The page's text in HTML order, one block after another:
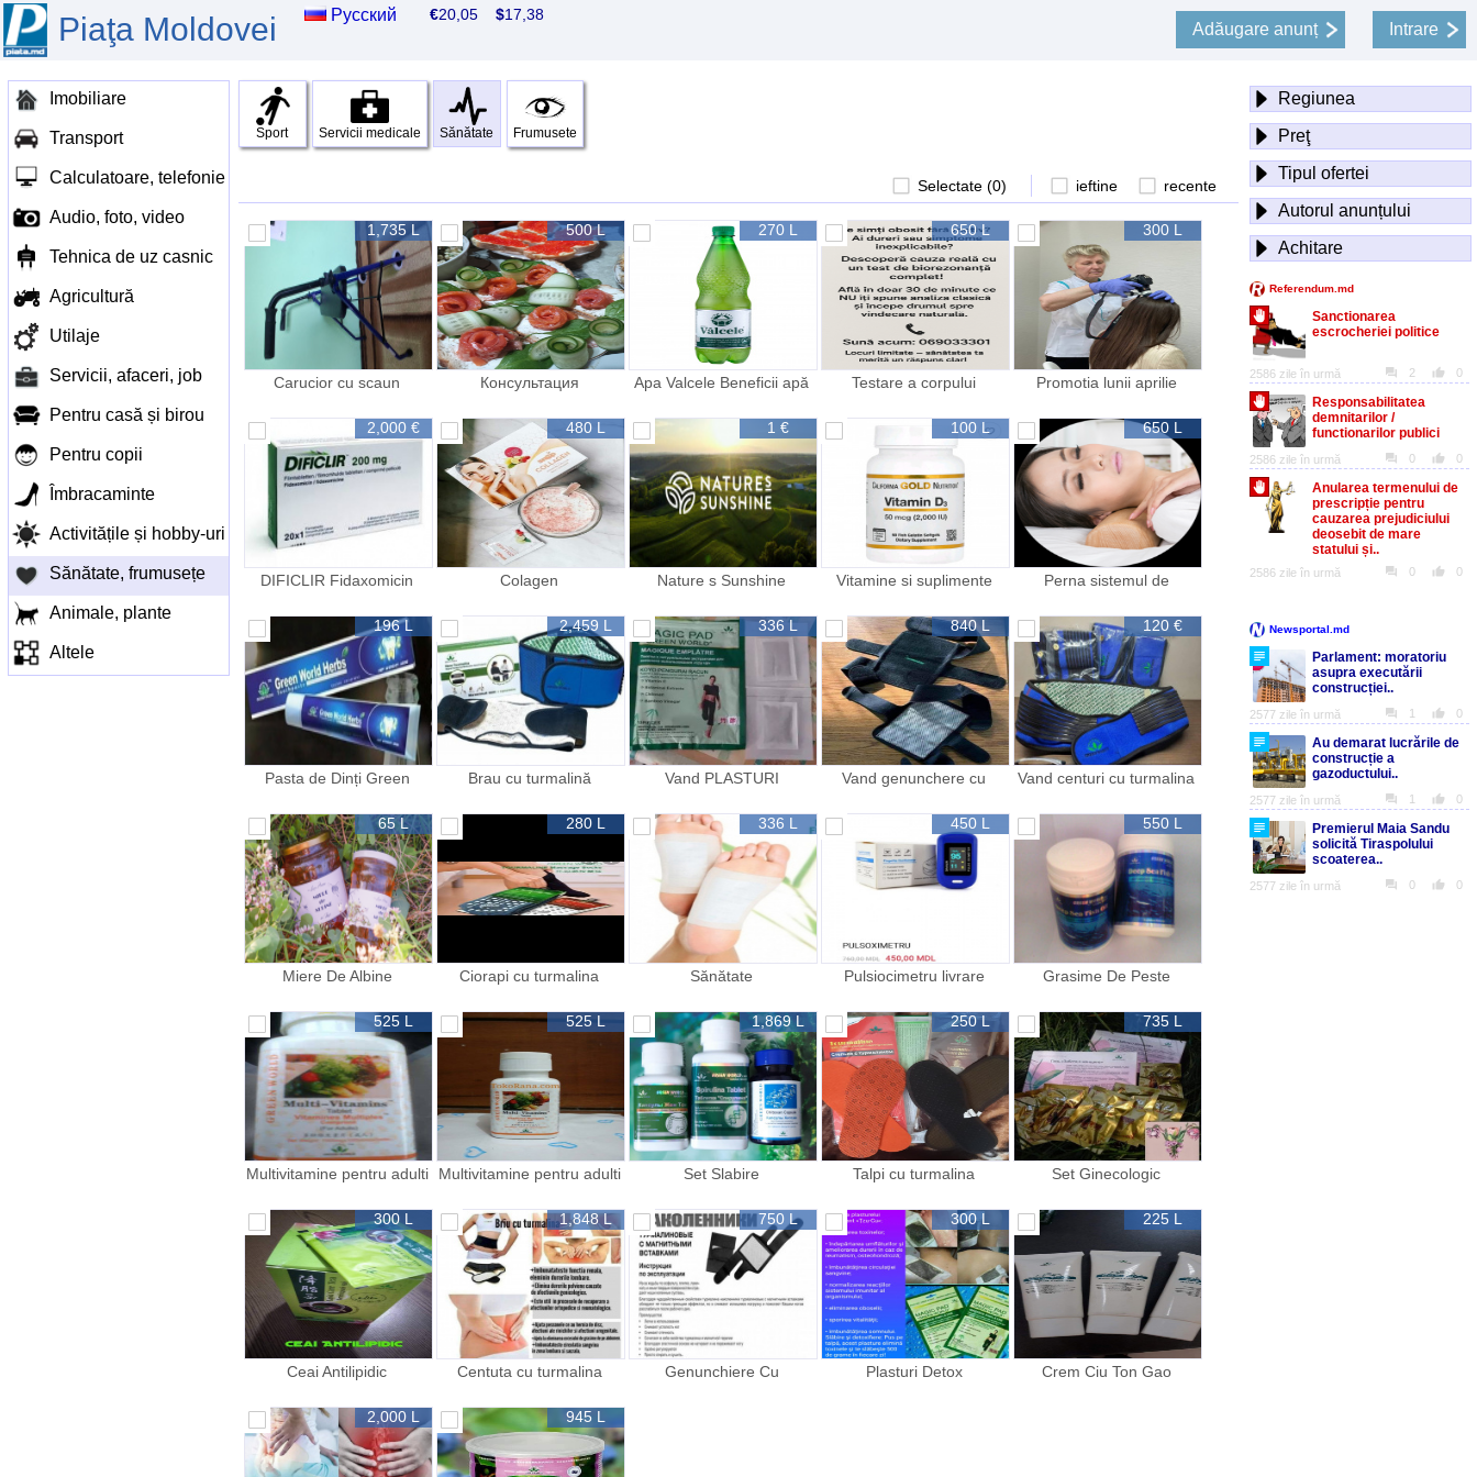
Piaţa Moldovei Русский €20,05$17,38
Adăugare anunț Intrare
Imobiliare
Transport
Calculatoare, telefonie
Audio, foto, video
Tehnica de uz casnic
Agricultură
Utilaje
Servicii, afaceri, job
Pentru casă și birou
Pentru copii
Îmbracaminte
Activitățile și hobby-uri
Sănătate, frumusețe
Animale, plante
Altele
Regiunea
Preţ
Tipul ofertei
Autorul anunțului
Achitare
Sport Servicii medicale Sănătate Frumusete
ieftine recente
Selectate (0)
1,735 L
Carucior cu scaun
500 L
Консультация
270 L
Apa Valcele Beneficii apă
tel
650 L
Testare a corpului
300 L
Promotia lunii aprilie
2,000 €
DIFICLIR Fidaxomicin
480 L
Colagen
1 €
Nature s Sunshine
100 L
Vitamine si suplimente
650 L
Perna sistemul de
196 L
Pasta de Dinți Green
2,459 L
Brau cu turmalină
336 L
Vand PLASTURI
840 L
Vand genunchere cu
120 €
Vand centuri cu turmalina
65 L
Miere De Albine
280 L
Ciorapi cu turmalina
336 L
Sănătate
450 L
Pulsiocimetru livrare
550 L
Grasime De Peste
525 L
Multivitamine pentru adulti
525 L
Multivitamine pentru adulti
1,869 L
Set Slabire
250 L
Talpi cu turmalina
735 L
Set Ginecologic
300 L
Ceai Antilipidic
1,848 L
Centuta cu turmalina
750 L
Genunchiere Cu
300 L
Plasturi Detox
225 L
Crem Ciu Ton Gao
2,000 L 945 L